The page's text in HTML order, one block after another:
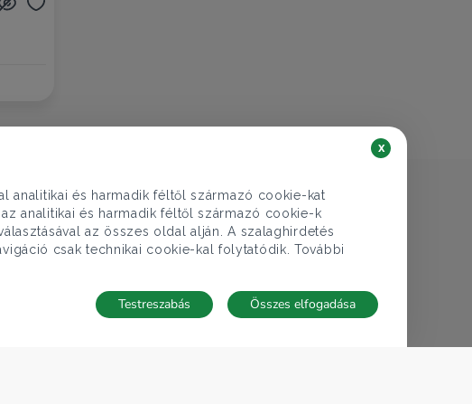
analitikai és harmadik féltől származó cookie-kat
analitikai és harmadik féltől származó cookie-k
az összes oldal alján. A szalaghirdetés
csak technikai cookie-kal folytatódik. További
x
Összes elfogadása
Testreszabás